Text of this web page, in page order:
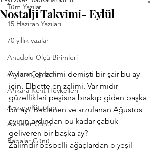
Tüm Yazılar
15 Haziran Yazıları
70 yıllık yazılar
Anadolu Ölçü Birimleri
Ankara Çiğdemi
Ankara Kent Heykelleri
Ankara Kitapları
Anneler Günü
Babalar Günü
Nostalji Takvimi- Eylül
Ayların en zalimi demişti bir şair bu ay
için. Elbette en zalimi. Var mıdır
güzellikleri peşisıra bırakıp giden başka
bir ay? Beklenen ve arzulanan Ağustos
ayının ardından bu kadar çabuk
geliveren bir başka ay?
Zalimdir besbelli ağaçlardan o yeşil